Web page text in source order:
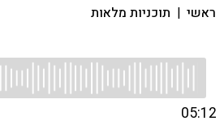
ראשי | תוכניות מלאות
05:12